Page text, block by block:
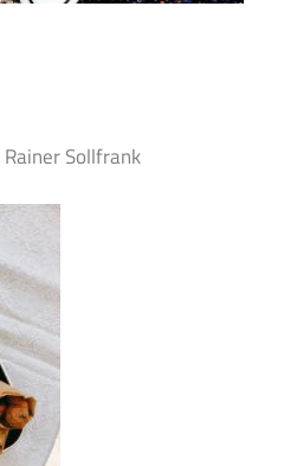
Rainer Sollfrank